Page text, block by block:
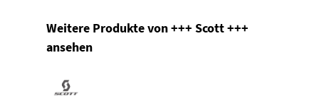
Produktgalerie überspringen
Weitere Produkte von +++ Scott +++
ansehen